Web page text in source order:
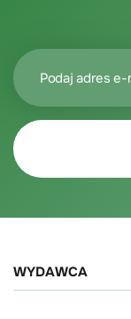
WYDAWCA